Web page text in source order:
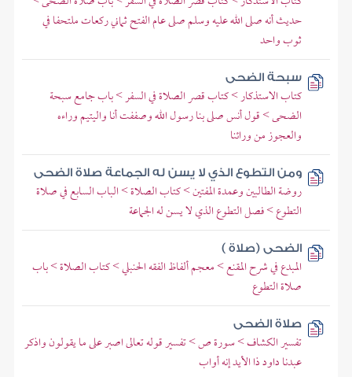
حديث أنه صلى الله عليه وسلم صلى عام الفتح ثماني ركعات ملتحفا في
ثوب واحد
سبحة الضحى
كتاب الاستذكار > كتاب قصر الصلاة في السفر > باب جامع سبحة
الضحى > قول أنس صلى بنا رسول الله وصففت أنا واليتيم وراءه
والعجوز من ورائنا
ومن التطوع الذي لا يسن له الجماعة صلاة الضحى
روضة الطالبين وعمدة المفتين > كتاب الصلاة > الباب السابع في صلاة
التطوع > فصل التطوع الذي لا يسن له الجماعة
الضحى (صلاة )
المبدع في شرح المقنع > معجم ألفاظ الفقه الحنبلي > كتاب الصلاة > باب
صلاة التطوع
صلاة الضحى
تفسير الكشاف > سورة ص > تفسير قوله تعالى اصبر على ما يقولون واذكر
عبدنا داود ذا الأيد إنه أواب